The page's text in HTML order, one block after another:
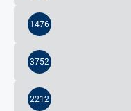
1476
3752
2212